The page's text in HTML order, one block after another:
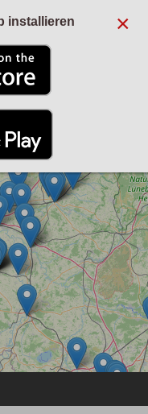
×
installieren